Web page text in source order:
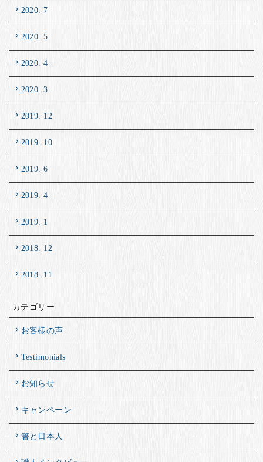
2020. 7
2020. 5
2020. 4
2020. 3
2019. 12
2019. 10
2019. 6
2019. 4
2019. 1
2018. 12
2018. 11
カテゴリー
お客様の声
Testimonials
お知らせ
キャンペーン
箸と日本人